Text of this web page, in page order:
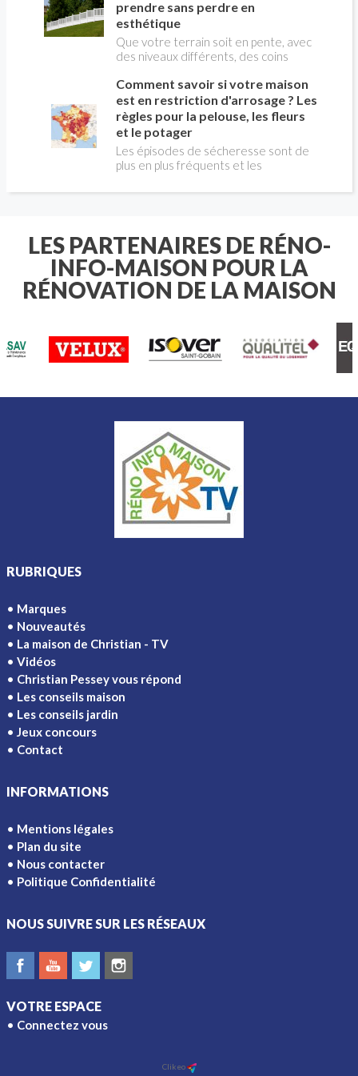
et parfois éviter une facture
importante.
très compliquée.
prendre sans perdre en
esthétique
Que votre terrain soit en pente, avec
des niveaux différents, des coins
commun : découvrez comment poser
une clôture en PVC qui s'ajuste
parfaitement à votre espace. Nos
astuces vous aideront à garder un
rendu uniforme, résistant et
esthétique, sans que cela n'affecte la
beauté de votre extérieur.
Comment savoir si votre maison
est en restriction d'arrosage ? Les
règles pour la pelouse, les fleurs
et le potager
Les épisodes de sécheresse sont de
plus en plus fréquents et les
désormais de nombreuses communes
de fleurs ou votre potager , il est
essentiel de connaître les règles
applicables à votre domicile.
LES PARTENAIRES DE RÉNO-
INFO-MAISON POUR LA
RÉNOVATION DE LA MAISON
RUBRIQUES
Marques
Nouveautés
La maison de Christian - TV
Vidéos
Christian Pessey vous répond
Les conseils maison
Les conseils jardin
Jeux concours
Contact
INFORMATIONS
Mentions légales
Plan du site
Nous contacter
Politique Confidentialité
NOUS SUIVRE SUR LES RÉSEAUX
VOTRE ESPACE
Connectez vous
Clikeo